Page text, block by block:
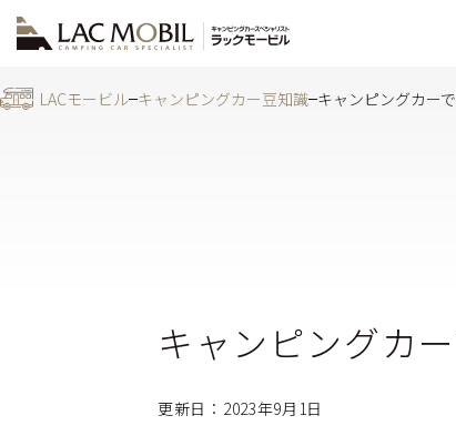
LACモービル キャンピングカー豆知識 キャンピングカー
キャンピングカ
更新日：2023年9月1日